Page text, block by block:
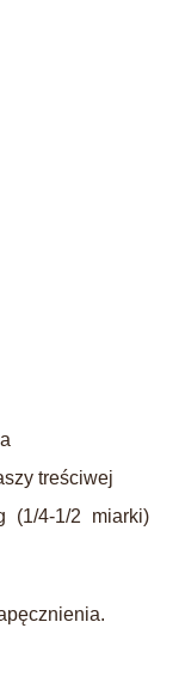
treściwej
(1/4-1/2 miarki)